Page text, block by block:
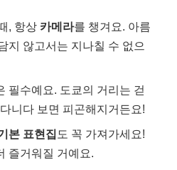
, 항상 카메라를 챙겨요. 아름
지 않고서는 지나칠 수 없으
필수예요. 도쿄의 거리는 걷
니다 보면 피곤해지거든요!
본 표현집 도 꼭 가져가세요!
즐거워질 거예요.